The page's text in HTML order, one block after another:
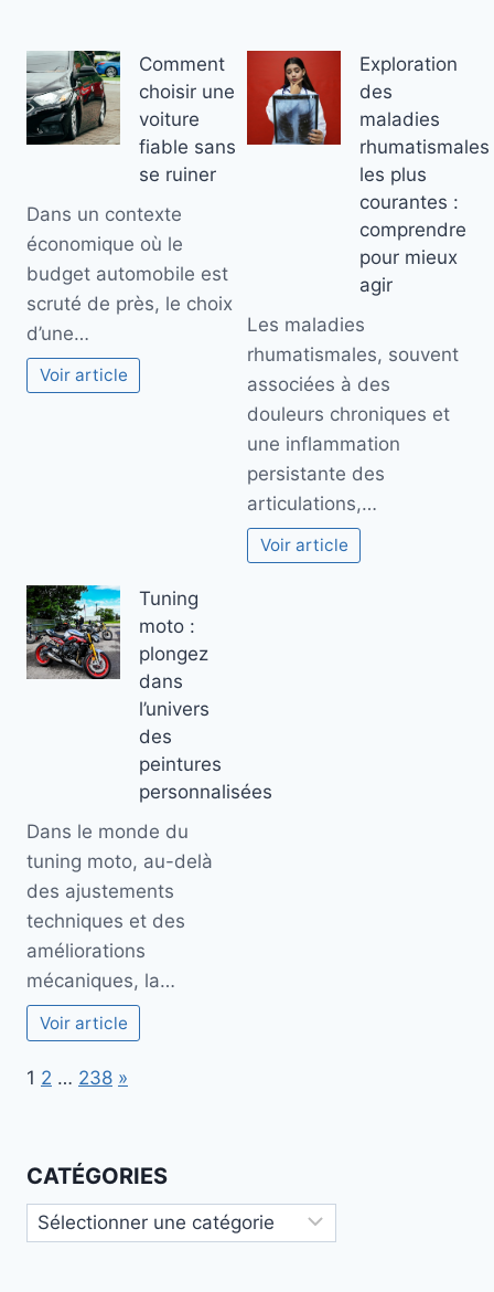
Comment
choisir une
voiture
fiable sans
se ruiner
Dans un contexte
économique où le
budget automobile est
scruté de près, le choix
d’une…
Voir article
Exploration
des
maladies
rhumatismales
les plus
courantes :
comprendre
pour mieux
agir
Les maladies
rhumatismales, souvent
associées à des
douleurs chroniques et
une inflammation
persistante des
articulations,…
Voir article
Tuning
moto :
plongez
dans
l’univers
des
peintures
personnalisées
Dans le monde du
tuning moto, au-delà
des ajustements
techniques et des
améliorations
mécaniques, la…
Voir article
Page:
1 2 … 238 Next
»
CATÉGORIES
Catégories